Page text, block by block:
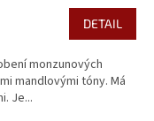
DETAIL
monzunových
mandlovými tóny. Má
Je...